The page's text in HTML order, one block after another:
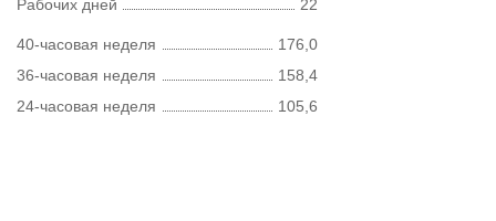
Рабочих дней
22
40-часовая неделя
176,0
36-часовая неделя
158,4
24-часовая неделя
105,6